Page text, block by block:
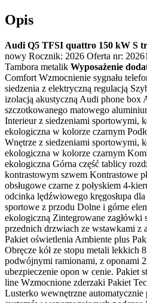
Opis
Audi Q5 TFSI quattro 150 kW S
nowy Rocznik: 2026 Oferta nr:
Tambora metalik Wyposażenie
Comfort Wzmocnienie sygnału
siedzenia z elektryczną regulacją
izolacją akustyczną Audi phone box
szczotkowanego matowego
Interieur z siedzeniami sportowymi,
ekologiczna w kolorze czarnym
Wnętrze z siedzeniami sportowymi,
ekologiczna w kolorze czarnym
ekologiczna Górna część tablicy
kontrastowym szwem Kontrastowe
obsługowe czarne z połyskiem 4-
odcinka lędźwiowego kręgosłupa
sportowe z przodu Dolne i górne
ekologiczną Zintegrowane
przednich drzwiach ze wstawkami z
Pakiet oświetlenia Ambiente plus
Obręcze kół ze stopu metali lekkich
podwójnymi ramionami, z oponami
ubezpieczenie opon w cenie. Pakiet
line Wzmocnione zderzaki Pakiet
Lusterko wewnętrzne automatycznie